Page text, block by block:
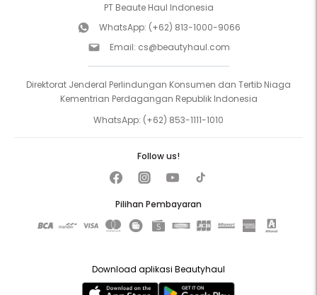
PT Beaute Haul Indonesia
WhatsApp: (+62) 813-1000-9066
Email: cs@beautyhaul.com
Direktorat Jenderal Perlindungan Konsumen dan Tertib Niaga
Kementrian Perdagangan Republik Indonesia
WhatsApp: (+62) 853-1111-1010
Pilihan Pembayaran
Follow us!
Download aplikasi Beautyhaul